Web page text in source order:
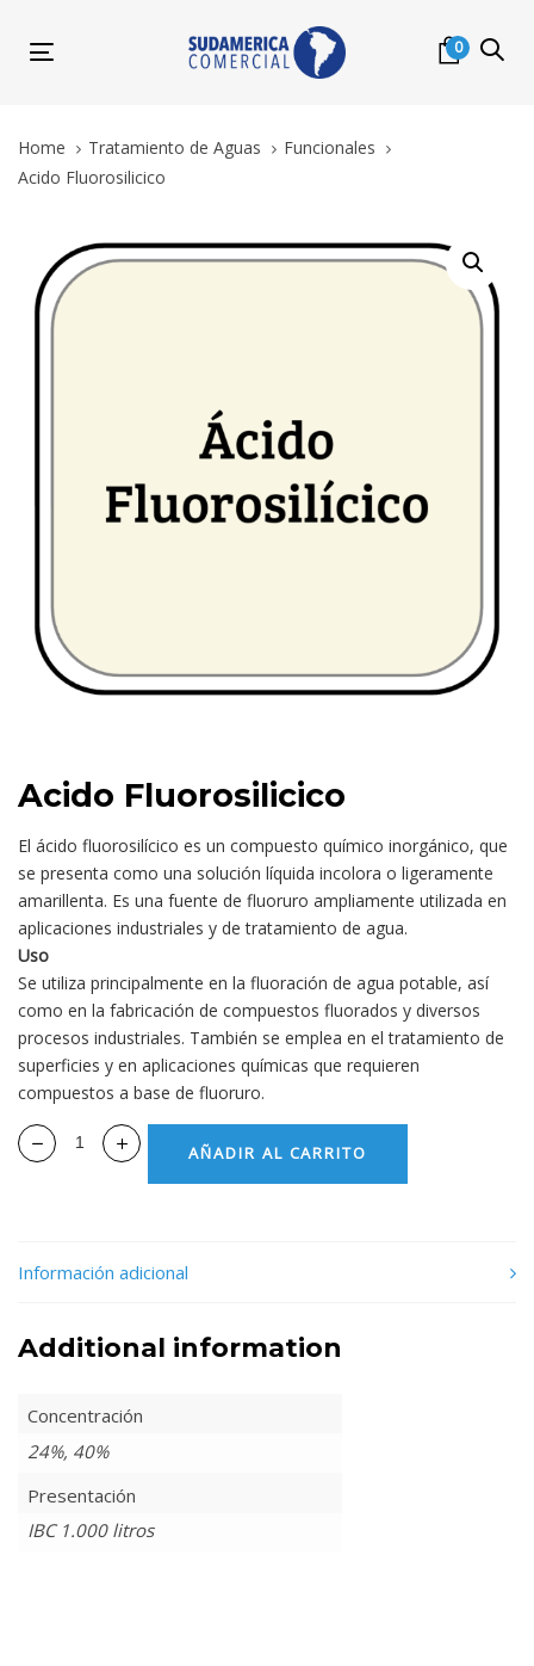
links
primary
content
0
Toggle
Home Tratamiento de Aguas
Funcionales
Acido Fluorosilicico
Acido Fluorosilicico
El ácido fluorosilícico es un compuesto químico inorgánico, que
se presenta como una solución líquida incolora o ligeramente
amarillenta. Es una fuente de fluoruro ampliamente utilizada en
aplicaciones industriales y de tratamiento de agua.
Uso
Se utiliza principalmente en la fluoración de agua potable, así
como en la fabricación de compuestos fluorados y diversos
procesos industriales. También se emplea en el tratamiento de
superficies y en aplicaciones químicas que requieren
compuestos a base de fluoruro.
Fluorosilicico
quantity
AÑADIR AL CARRITO
Información adicional
Additional information
Concentración
24%, 40%
Presentación
IBC 1.000 litros